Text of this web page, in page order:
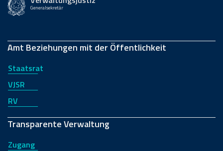
Generalsekretär
Amt Beziehungen mit der Öffentlichkeit
Staatsrat
VJSR
RV
Transparente Verwaltung
Zugang